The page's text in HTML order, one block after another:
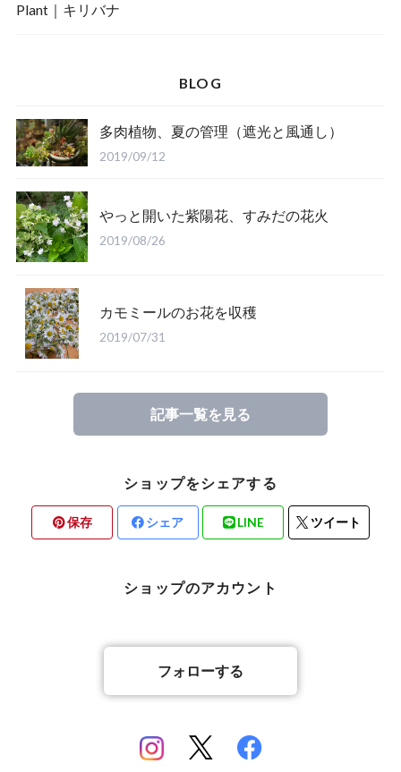
Plant｜キリバナ
BLOG
多肉植物、夏の管理（遮光と風通し）
2019/09/12
やっと開いた紫陽花、すみだの花火
2019/08/26
カモミールのお花を収穫
2019/07/31
記事一覧を見る
ショップをシェアする
保存 シェア LINE ツイート
ショップのアカウント
フォローする